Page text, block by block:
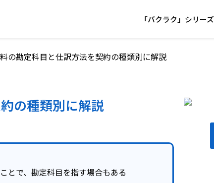
「バクラク」シリーズ
の勘定科目と仕訳方法を契約の種類別に解説
の種類別に解説
とで、勘定科目を指す場合もある